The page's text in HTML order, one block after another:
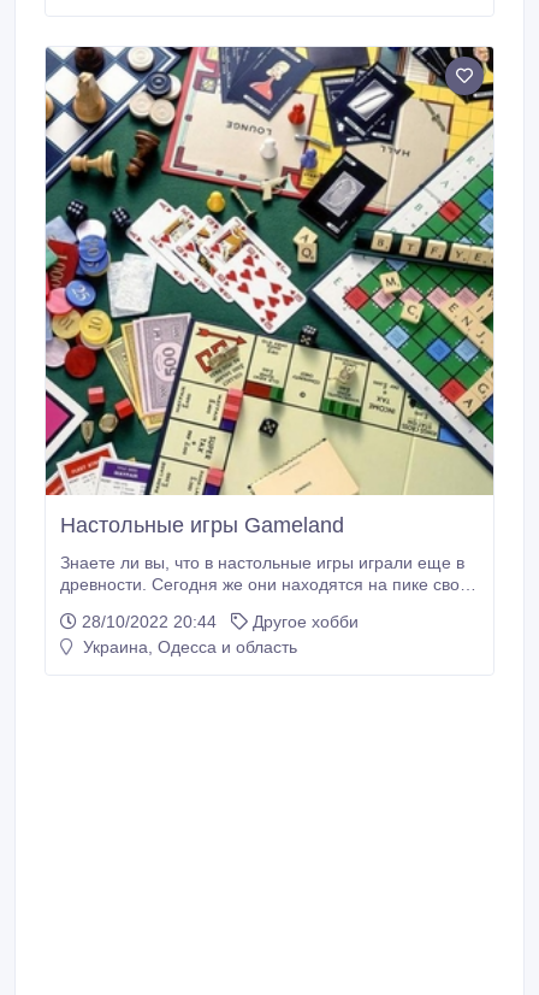
пересылки, отремонтирую на нормальную рабочую
оригинальную схему и прошивку, если вы
приобрели копию приборов марки SAMUS.
Настольные игры Gameland
Знаете ли вы, что в настольные игры играли еще в
древности. Сегодня же они находятся на пике своей
вырос. Каждый день мы узнаем о новых настолках,
дополнительных издательствах. Коробочки с
28/10/2022 20:44
Другое хобби
Украина, Одесса и область